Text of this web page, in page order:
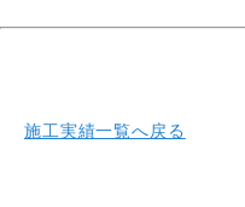
施工実績一覧へ戻る